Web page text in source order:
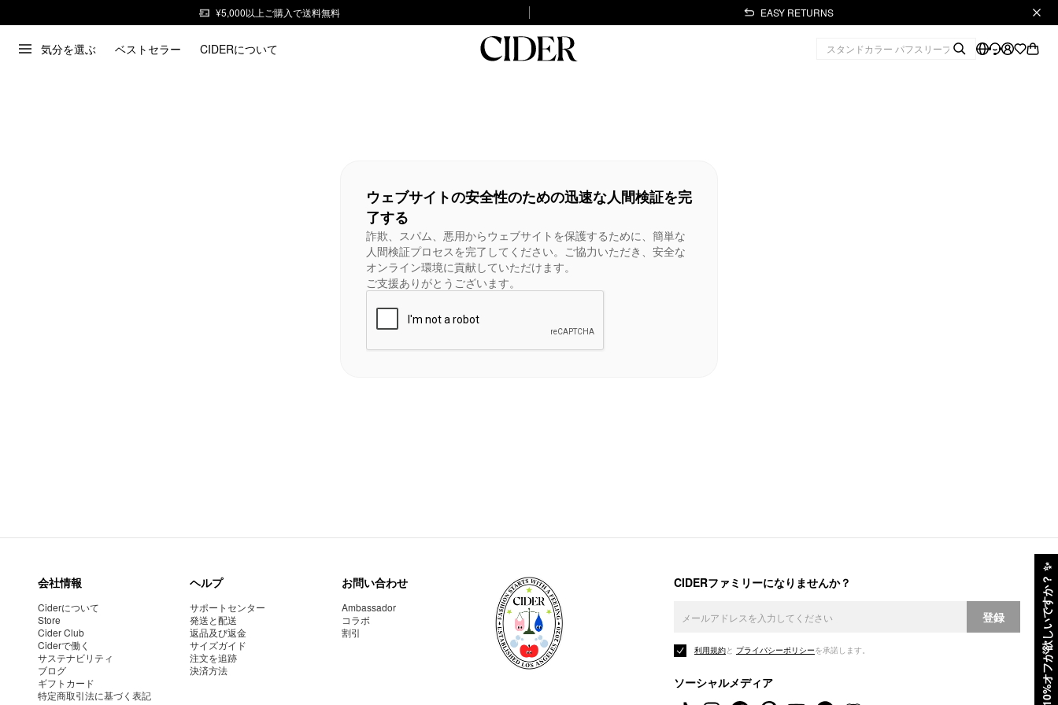
¥5,000以上ご購入で送料無料 EASY RETURNS
気分を選ぶ ベストセラー CIDERについて
10%オフが欲しいですか？
✨
ウェブサイトの安全性のための迅速な人間検証を完
了する
詐欺、スパム、悪用からウェブサイトを保護するために、簡単な
人間検証プロセスを完了してください。ご協力いただき、安全な
オンライン環境に貢献していただけます。
ご支援ありがとうございます。
会社情報
Ciderについて
Store
Cider Club
Ciderで働く
サステナビリティ
ブログ
ギフトカード
特定商取引法に基づく表記
ヘルプ
サポートセンター
発送と配送
返品及び返金
サイズガイド
注文を追跡
決済方法
お問い合わせ
Ambassador
コラボ
割引
CIDERファミリーになりませんか？
登録
利用規約と プライバシーポリシーを承諾します。
ソーシャルメディア